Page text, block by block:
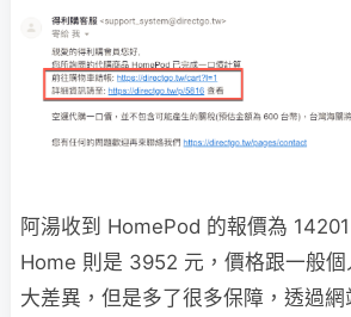
阿湯收到 HomePod 的報價為
Home 則是 3952 元，價格跟一般
大差異，但是多了很多保障，透過網